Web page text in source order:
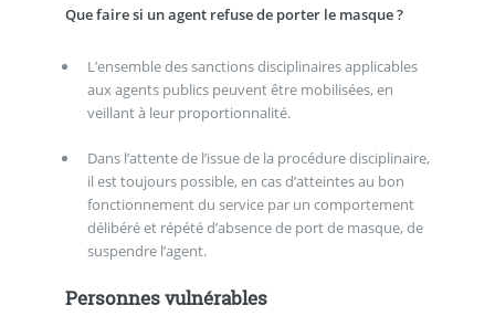
Que faire si un agent refuse de porter le masque ?
L’ensemble des sanctions disciplinaires applicables
aux agents publics peuvent être mobilisées, en
veillant à leur proportionnalité.
Dans l’attente de l’issue de la procédure disciplinaire,
il est toujours possible, en cas d’atteintes au bon
fonctionnement du service par un comportement
délibéré et répété d’absence de port de masque, de
suspendre l’agent.
Personnes vulnérables